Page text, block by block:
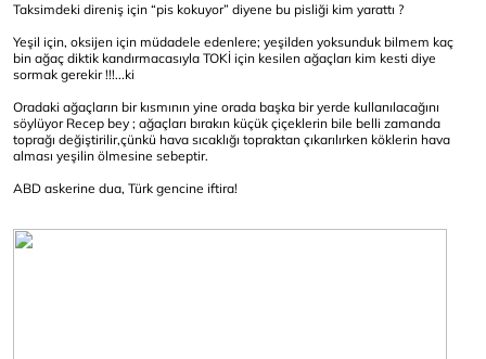
Taksimdeki direniş için “pis kokuyor” diyene bu pisliği kim yarattı ?
Yeşil için, oksijen için müdadele edenlere; yeşilden yoksunduk bilmem kaç
bin ağaç diktik kandırmacasıyla TOKİ için kesilen ağaçları kim kesti diye
sormak gerekir !!!...ki
Oradaki ağaçların bir kısmının yine orada başka bir yerde kullanılacağını
söylüyor Recep bey ; ağaçları bırakın küçük çiçeklerin bile belli zamanda
toprağı değiştirilir,çünkü hava sıcaklığı topraktan çıkarılırken köklerin hava
alması yeşilin ölmesine sebeptir.
ABD askerine dua, Türk gencine iftira!